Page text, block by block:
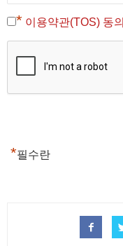
* 이용약관(TOS) 동의
*필수란